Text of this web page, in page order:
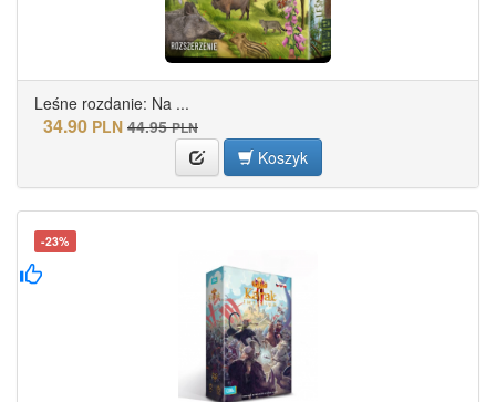
Leśne rozdanie: Na ...
34.90 PLN 44.95 PLN
Koszyk
-23%